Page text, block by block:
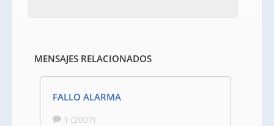
MENSAJES RELACIONADOS
FALLO ALARMA
1 (2007)